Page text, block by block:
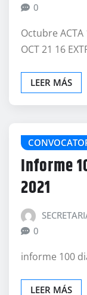
0
Octubre ACTA
OCT 21 16
LEER MÁS
Informe
2021
0
informe 100
LEER MÁS